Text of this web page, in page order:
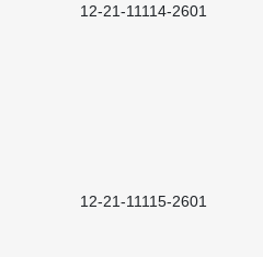
12-21-11114-2601
12-21-11115-2601